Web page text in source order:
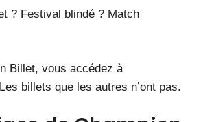
? Festival blindé ? Match
Billet, vous accédez à
billets que les autres n’ont pas.